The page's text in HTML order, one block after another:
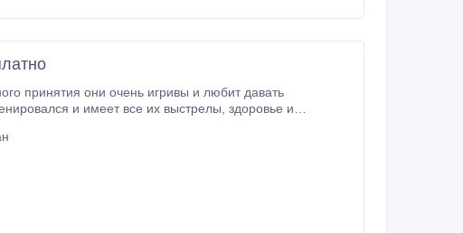
принятия они очень игривы и любит давать